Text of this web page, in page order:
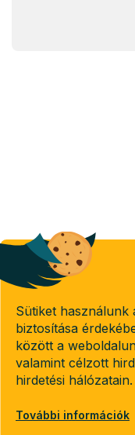
Sütiket használunk
biztosítása
között a
valamint célzott
hirdetési hálózatain.
További információk